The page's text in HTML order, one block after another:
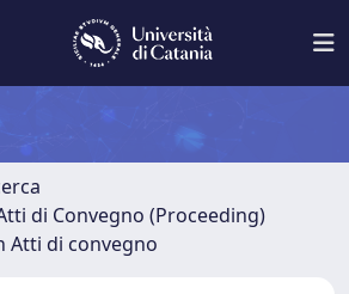
di Convegno (Proceeding)
Atti di convegno